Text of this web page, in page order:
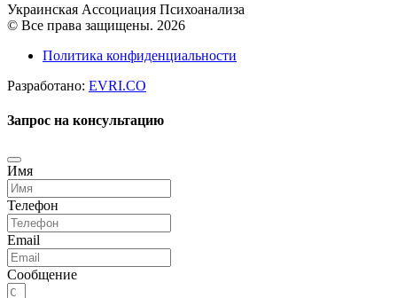
Украинская Ассоциация Психоанализа
© Все права защищены. 2026
Политика конфиденциальности
Разработано: EVRI.CO
Запрос на консультацию
Имя
Телефон
Email
Сообщение